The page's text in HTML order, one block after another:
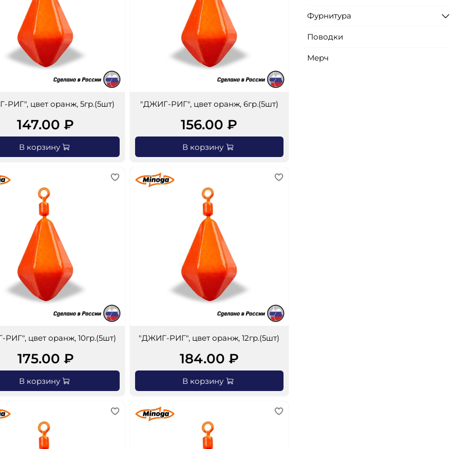
РИГ", цвет оранж, 5гр.(5шт)
147.00 ₽
В корзину
"ДЖИГ-РИГ", цвет оранж, 6гр.(5шт)
156.00 ₽
В корзину
цвет оранж, 10гр.(5шт)
175.00 ₽
В корзину
"ДЖИГ-РИГ", цвет оранж, 12гр.(5шт)
184.00 ₽
В корзину
Фурнитура
Поводки
Мерч